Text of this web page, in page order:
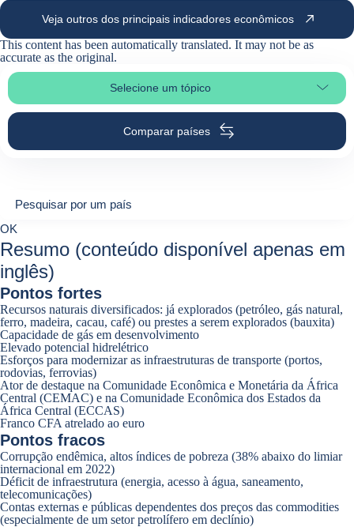
Veja outros dos principais indicadores econômicos
This content has been automatically translated. It may not be as
accurate as the original.
Selecione um tópicoSelecione a seção da página
Comparar países
Pesquisar por um país
0suggestions
Pesquisar por um país
OK
Resumo (conteúdo disponível apenas em
inglês)
Pontos fortes
Recursos naturais diversificados: já explorados (petróleo, gás natural,
ferro, madeira, cacau, café) ou prestes a serem explorados (bauxita)
Capacidade de gás em desenvolvimento
Elevado potencial hidrelétrico
Esforços para modernizar as infraestruturas de transporte (portos,
rodovias, ferrovias)
Ator de destaque na Comunidade Econômica e Monetária da África
Central (CEMAC) e na Comunidade Econômica dos Estados da
África Central (ECCAS)
Franco CFA atrelado ao euro
Pontos fracos
Corrupção endêmica, altos índices de pobreza (38% abaixo do limiar
internacional em 2022)
Déficit de infraestrutura (energia, acesso à água, saneamento,
telecomunicações)
Contas externas e públicas dependentes dos preços das commodities
(especialmente de um setor petrolífero em declínio)